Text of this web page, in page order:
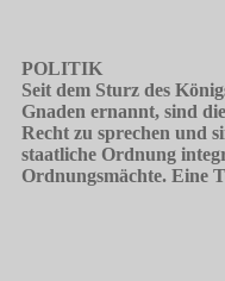
POLITIK
Seit dem Sturz des
Gnaden ernannt, sind
Recht zu sprechen und
staatliche Ordnung
Ordnungsmächte. Eine